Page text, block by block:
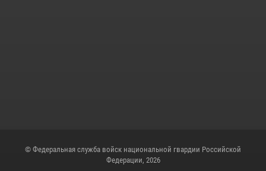
© Федеральная служба войск национальной гвардии Российской
Федерации, 2026